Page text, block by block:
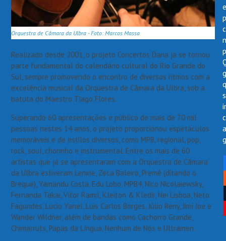
Orquestra de Câmara da Ulbra - Foto: Marcos Massa
Realizado desde 2001, o projeto Concertos Dana já se tornou
parte fundamental do calendário cultural do Rio Grande do
Sul, sempre promovendo o encontro de diversos ritmos com a
excelência musical da Orquestra de Câmara da Ulbra, sob a
batuta do Maestro Tiago Flores.
Superando 60 apresentações e público de mais de 70 mil
pessoas nestes 14 anos, o projeto proporcionou espetáculos
memoráveis e de estilos diversos, como MPB, regional, pop,
rock, soul, chorinho e instrumental. Entre os mais de 60
artistas que já se apresentaram com a Orquestra de Câmara
da Ulbra estiveram Lenine, Zeca Baleiro, Premê (ditando o
Breque), Yamandu Costa, Edu Lobo, MPB4, Nico Nicolaiewsky,
Fernanda Takai, Vitor Ramil, Kleiton & Kledir, Nei Lisboa, Neto
Fagundes, Lucio Yanel, Luis Carlos Borges, Júlio Reny, Jimi Joe e
Wander Wildner, além de bandas como Cachorro Grande,
Chimarruts, Papas da Língua, Nenhum de Nós e Ultramen.
e
a